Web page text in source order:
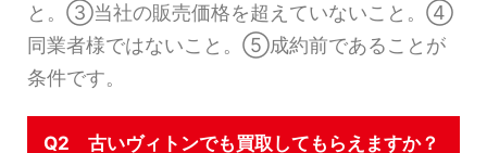
と。③当社の販売価格を超えていないこと。④
同業者様ではないこと。⑤成約前であることが
条件です。
Q2 古いヴィトンでも買取してもらえますか？